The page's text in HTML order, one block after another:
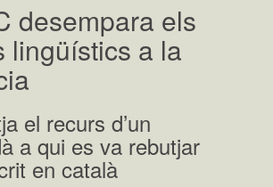
desempara els
lingüístics a la
el recurs d’un
a qui es va rebutjar
en català